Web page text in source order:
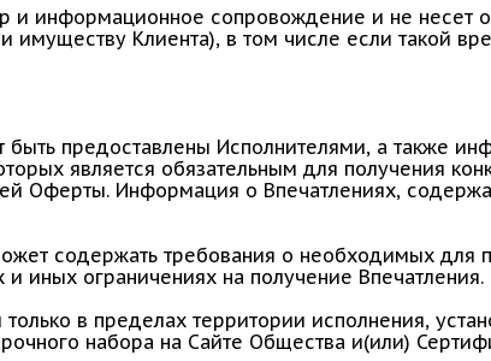
информационное сопровождение и не несет
Клиента), в том числе если такой
предоставлены Исполнителями, а также
является обязательным для получения
Оферты. Информация о Впечатлениях,
содержать требования о необходимых для
иных ограничениях на получение Впечатления.
в пределах территории исполнения,
набора на Сайте Общества и(или)